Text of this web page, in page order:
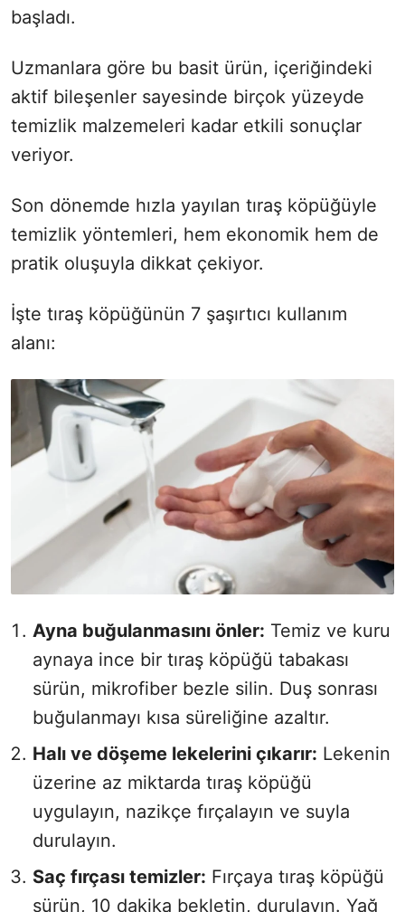
başladı.
Uzmanlara göre bu basit ürün, içeriğindeki
aktif bileşenler sayesinde birçok yüzeyde
temizlik malzemeleri kadar etkili sonuçlar
veriyor.
Son dönemde hızla yayılan tıraş köpüğüyle
temizlik yöntemleri, hem ekonomik hem de
pratik oluşuyla dikkat çekiyor.
İşte tıraş köpüğünün 7 şaşırtıcı kullanım
alanı:
Ayna buğulanmasını önler: Temiz ve kuru
aynaya ince bir tıraş köpüğü tabakası
sürün, mikrofiber bezle silin. Duş sonrası
buğulanmayı kısa süreliğine azaltır.
Halı ve döşeme lekelerini çıkarır: Lekenin
üzerine az miktarda tıraş köpüğü
uygulayın, nazikçe fırçalayın ve suyla
durulayın.
Saç fırçası temizler: Fırçaya tıraş köpüğü
sürün, 10 dakika bekletin, durulayın. Yağ